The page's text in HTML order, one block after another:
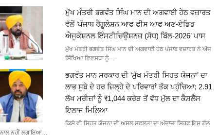
ਮੁੱਖ ਮੰਤਰੀ ਭਗਵੰਤ ਸਿੰਘ ਮਾਨ ਦੀ ਅਗਵਾਈ ਹੇਠ ਵਜ਼ਾਰਤ
ਵੱਲੋਂ ‘ਪੰਜਾਬ ਰੈਗੂਲੇਸ਼ਨ ਆਫ ਫੀਸ ਆਫ ਅਣ-ਏਡਿਡ
ਐਜੂਕੇਸ਼ਨਲ ਇੰਸਟੀਚਿਊਸ਼ਨਜ਼ (ਸੋਧ) ਬਿੱਲ-2026’ ਪਾਸ
ਮੁੱਖ ਮੰਤਰੀ ਭਗਵੰਤ ਸਿੰਘ ਮਾਨ ਦੀ ਅਗਵਾਈ ਹੇਠ ਪੰਜਾਬ ਵਜ਼ਾਰਤ ਨੇ ਅੱਜ
ਸਿੱਖਿਆ ਵਿਵਸਥਾ ਨੂੰ…
ਭਗਵੰਤ ਮਾਨ ਸਰਕਾਰ ਦੀ ‘ਮੁੱਖ ਮੰਤਰੀ ਸਿਹਤ ਯੋਜਨਾ’ ਦਾ
ਲਾਭ ਸੂਬੇ ਦੇ ਹਰ ਜ਼ਿਲ੍ਹੇ ਦੇ ਪਰਿਵਾਰਾਂ ਤੱਕ ਪਹੁੰਚਿਆ; 2.91
ਲੱਖ ਮਰੀਜ਼ਾਂ ਨੂੰ ₹1,044 ਕਰੋੜ ਤੋਂ ਵੱਧ ਮੁੱਲ ਦਾ ਕੈਸ਼ਲੈੱਸ
ਇਲਾਜ ਮਿਲਿਆ
ਕਿਸੇ ਵੀ ਸਿਹਤ ਯੋਜਨਾ ਦੀ ਅਸਲ ਸਫ਼ਲਤਾ ਦਾ ਅੰਦਾਜ਼ਾ ਸਿਰਫ਼ ਇਸ ਗੱਲ
ਨਾਲ ਨਹੀਂ ਲਗਾਇਆ…